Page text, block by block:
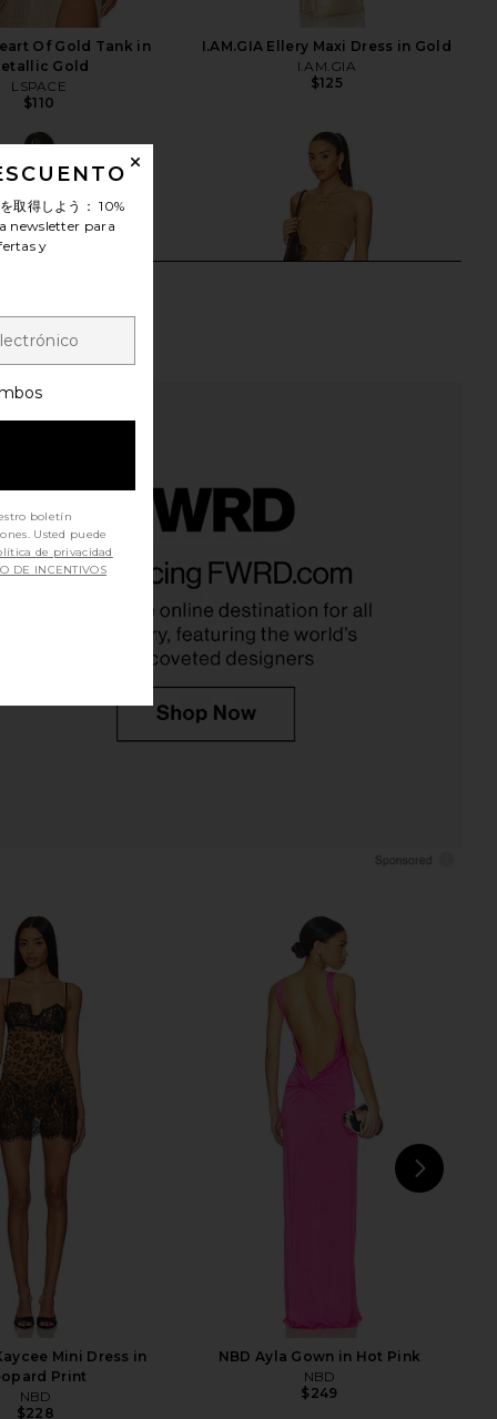
Of Gold Tank in
Gold
LSPACE
$110
I.AM.GIA Ellery Maxi Dress in Gold
I.AM.GIA
$125
Plunge Mini Dress
London
Camel
$239
Maxi Dress in
Black
NBD
$278
Jaded London Fringe Dress in Khaki
Jaded London
Mini Dress in
Print
NBD
$228
NBD Ayla Gown in Hot Pink
NBD
$249
取得しよう：10%
newsletter para
y
boletín
Usted puede
de privacidad
DE INCENTIVOS